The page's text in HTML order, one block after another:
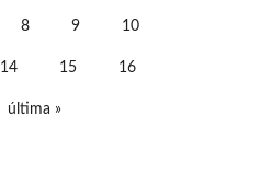
8 9 10
14 15 16
última »